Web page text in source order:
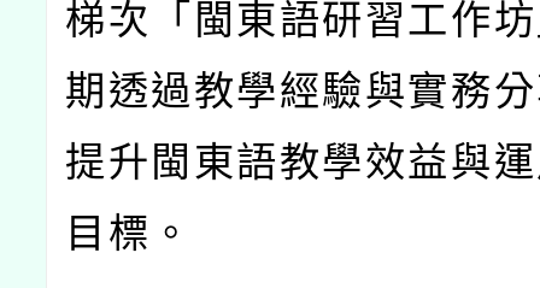
梯次「閩東語研習工作
期透過教學經驗與實務
提升閩東語教學效益與
目標。